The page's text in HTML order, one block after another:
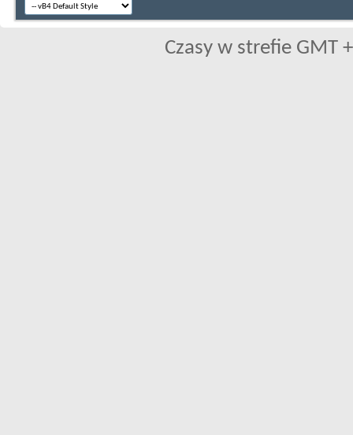
Czasy w strefie GMT